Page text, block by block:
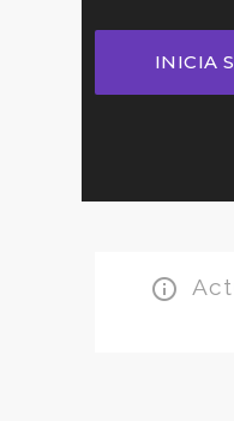
INICIA
info_outline